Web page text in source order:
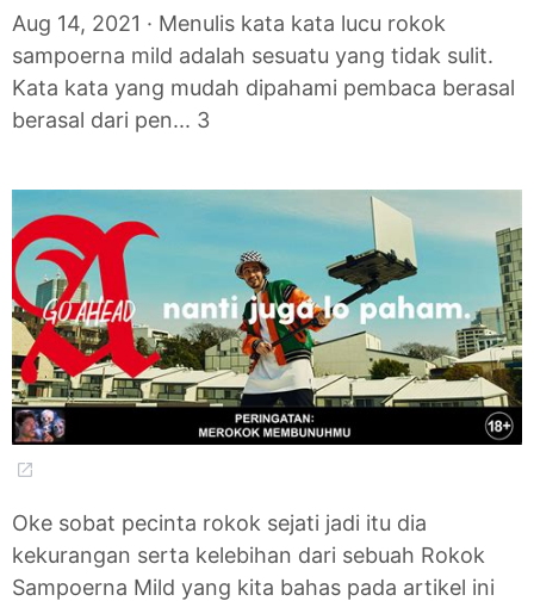
Aug 14, 2021 · Menulis kata kata lucu rokok
sampoerna mild adalah sesuatu yang tidak sulit.
Kata kata yang mudah dipahami pembaca berasal
berasal dari pen... 3
Oke sobat pecinta rokok sejati jadi itu dia
kekurangan serta kelebihan dari sebuah Rokok
Sampoerna Mild yang kita bahas pada artikel ini